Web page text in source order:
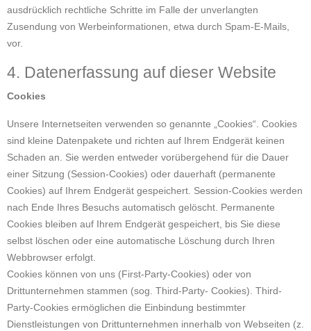
ausdrücklich rechtliche Schritte im Falle der unverlangten
Zusendung von Werbeinformationen, etwa durch Spam-E-Mails,
vor.
4. Datenerfassung auf dieser Website
Cookies
Unsere Internetseiten verwenden so genannte „Cookies“. Cookies
sind kleine Datenpakete und richten auf Ihrem Endgerät keinen
Schaden an. Sie werden entweder vorübergehend für die Dauer
einer Sitzung (Session-Cookies) oder dauerhaft (permanente
Cookies) auf Ihrem Endgerät gespeichert. Session-Cookies werden
nach Ende Ihres Besuchs automatisch gelöscht. Permanente
Cookies bleiben auf Ihrem Endgerät gespeichert, bis Sie diese
selbst löschen oder eine automatische Löschung durch Ihren
Webbrowser erfolgt.
Cookies können von uns (First-Party-Cookies) oder von
Drittunternehmen stammen (sog. Third-Party- Cookies). Third-
Party-Cookies ermöglichen die Einbindung bestimmter
Dienstleistungen von Drittunternehmen innerhalb von Webseiten (z.